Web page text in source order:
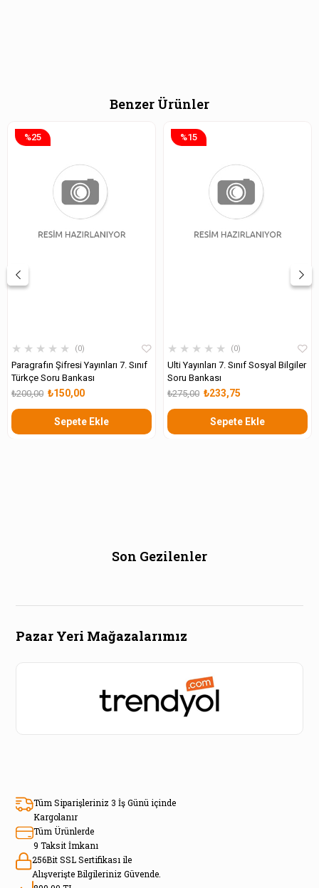
Benzer Ürünler
★ ★ ★ ★ ★ 0
Paragrafın Şifresi Yayınları 7. Sınıf
Türkçe Soru Bankası
₺150,00
₺200,00
Sepete Ekle
%25
★ ★ ★ ★ ★ 0
Ulti Yayınları 7. Sınıf Sosyal Bilgiler
Soru Bankası
₺233,75
₺275,00
Sepete Ekle
%15
Son Gezilenler
Pazar Yeri Mağazalarımız
Tüm Siparişleriniz 3 İş Günü içinde
Kargolanır
Tüm Ürünlerde
9 Taksit İmkanı
256Bit SSL Sertifikası ile
Alışverişte Bilgileriniz Güvende.